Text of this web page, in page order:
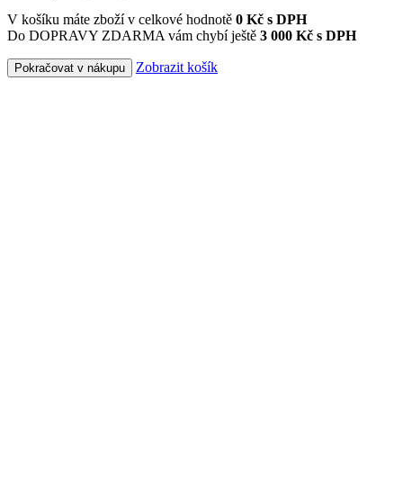
V košíku máte zboží v celkové hodnotě 0 Kč s DPH
Do DOPRAVY ZDARMA vám chybí ještě 3 000 Kč s DPH
Pokračovat v nákupu Zobrazit košík